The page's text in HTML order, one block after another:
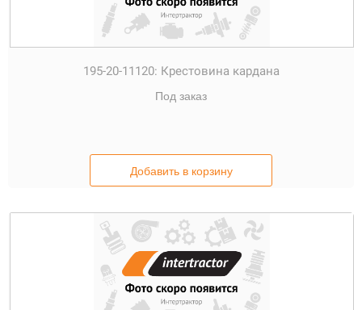
195-20-11120: Крестовина кардана
Под заказ
Добавить в корзину